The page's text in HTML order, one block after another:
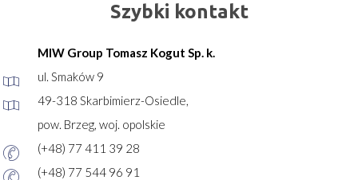
Szybki kontakt
MIW Group Tomasz Kogut Sp. k.
ul. Smaków 9
49-318 Skarbimierz-Osiedle,
pow. Brzeg, woj. opolskie
(+48) 77 411 39 28
(+48) 77 544 96 91